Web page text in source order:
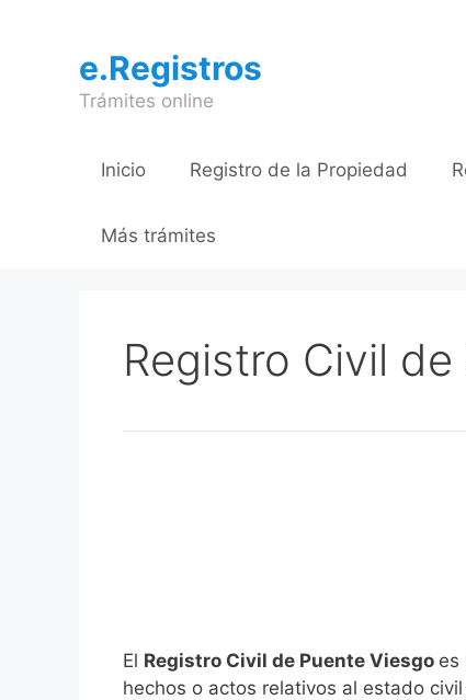
contenidoe.Registros
Trámites online
Inicio Registro de la Propiedad
Más trámites
Registro Civil
El Registro Civil de Puente Viesgo es
hechos o actos relativos al estado